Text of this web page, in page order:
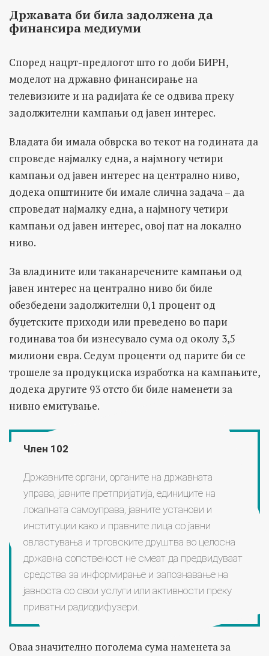
Државата би била задолжена да
финансира медиуми
Според нацрт-предлогот што го доби БИРН,
моделот на државно финансирање на
телевизиите и на радијата ќе се одвива преку
задолжителни кампањи од јавен интерес.
Владата би имала обврска во текот на годината да
спроведе најмалку една, а најмногу четири
кампањи од јавен интерес на централно ниво,
додека општините би имале слична задача – да
спроведат најмалку една, а најмногу четири
кампањи од јавен интерес, овој пат на локално
ниво.
За владините или таканаречените кампањи од
јавен интерес на централно ниво би биле
обезбедени задолжителни 0,1 процент од
буџетските приходи или преведено во пари
годинава тоа би изнесувало сума од околу 3,5
милиони евра. Седум проценти од парите би се
трошеле за продукциска изработка на кампањите,
додека другите 93 отсто би биле наменети за
нивно емитување.
Член 102
Државните органи, органите на државната
управа, јавните претпријатија, единиците на
локалната самоуправа, јавните установи и
институции како и правните лица со јавни
овластувања и трговските друштва во целосна
државна сопственост не смеат да предвидуваат
средства за информирање и запознавање на
јавноста со свои услуги или активности преку
приватни радиодифузери.
Оваа значително поголема сума наменета за